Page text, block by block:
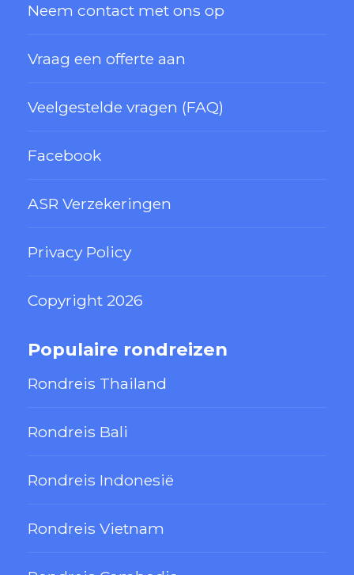
Neem contact met ons op
Vraag een offerte aan
Veelgestelde vragen (FAQ)
Facebook
ASR Verzekeringen
Privacy Policy
Copyright 2026
Populaire rondreizen
Rondreis Thailand
Rondreis Bali
Rondreis Indonesië
Rondreis Vietnam